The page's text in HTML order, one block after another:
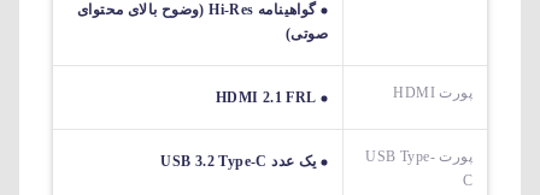
گواهینامه Hi-Res (وضوح بالای محتوای
صوتی)
پورت HDMI HDMI 2.1 FRL
پورت USB Type-
C
یک عدد USB 3.2 Type-C